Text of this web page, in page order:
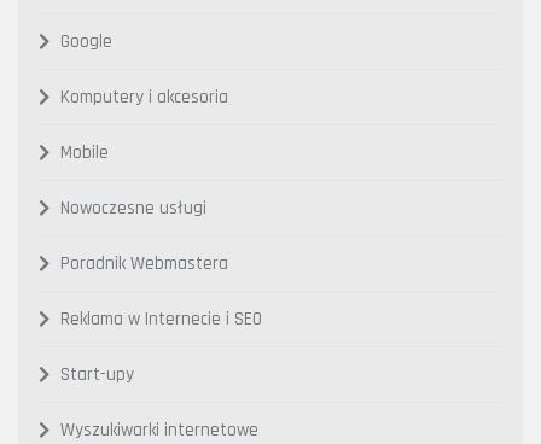
Google
Komputery i akcesoria
Mobile
Nowoczesne usługi
Poradnik Webmastera
Reklama w Internecie i SEO
Start-upy
Wyszukiwarki internetowe